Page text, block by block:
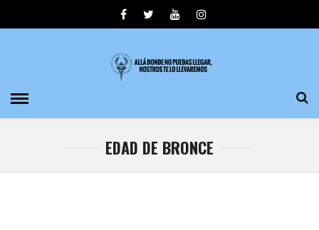
EDAD DE BRONCE